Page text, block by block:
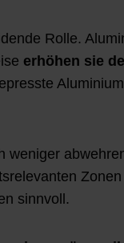
Rolle.
erhöhen sie
weniger
sinnvoll.